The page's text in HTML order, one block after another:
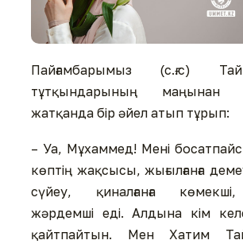
Пайғамбарымыз (с.ғ.с)
тұтқындарының маңынан
жатқанда бір әйел атып тұрып:
– Уа, Мұхаммед! Мені
көптің жақсысы, жығылғанға
сүйеу, қиналғанға көмекші,
жәрдемші еді. Алдына кім
қайтпайтын. Мен Хатим